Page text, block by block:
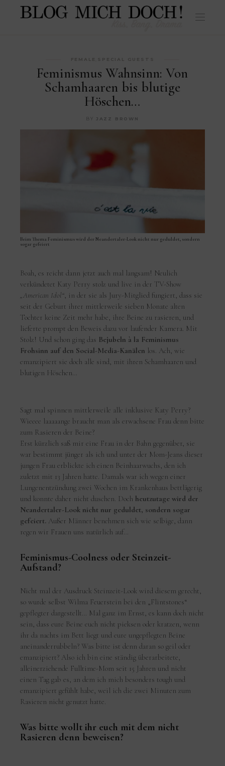
FEMALE SPECIAL GUESTS
Feminismus Wahnsinn: Von
Schamhaaren bis blutige
Höschen…
BY JAZZ BROWN
Beim Thema Feminismus wird der Neandertaler-Look nicht nur geduldet, sondern
sogar gefeiert
Boah, es reicht dann jetzt auch mal langsam! Neulich
verkündetet Katy Perry stolz und live in der TV-Show
„American Idol“, in der sie als Jury-Mitglied fungiert, dass sie
seit der Geburt ihrer mittlerweile sieben Monate alten
Tochter keine Zeit mehr habe, ihre Beine zu rasieren, und
lieferte prompt den Beweis dazu vor laufender Kamera. Mit
Stolz! Und schon ging das Bejubeln à la Feminismus
Frohsinn auf den Social-Media-Kanälen los. Ach, wie
emanzipiert sie doch alle sind, mit ihren Schamhaaren und
blutigen Höschen…
Sagt mal spinnen mittlerweile alle inklusive Katy Perry?
Wieeee laaaaange braucht man als erwachsene Frau denn bitte
zum Rasieren der Beine?
Erst kürzlich saß mir eine Frau in der Bahn gegenüber, sie
war bestimmt jünger als ich und unter der Mom-Jeans dieser
jungen Frau erblickte ich einen Beinhaarwuchs, den ich
zuletzt mit 13 Jahren hatte. Damals war ich wegen einer
Lungenentzündung zwei Wochen im Krankenhaus bettlägerig
und konnte daher nicht duschen. Doch heutzutage wird der
Neandertaler-Look nicht nur geduldet, sondern sogar
gefeiert. Außer Männer benehmen sich wie selbige, dann
regen wir Frauen uns natürlich auf…
Feminismus-Coolness oder Steinzeit-
Aufstand?
Nicht mal der Ausdruck Steinzeit-Look wird diesem gerecht,
so wurde selbst Wilma Feuerstein bei den „Flintstones“
gepflegter dargestellt… Mal ganz im Ernst, es kann doch nicht
sein, dass eure Beine euch nicht pieksen oder kratzen, wenn
ihr da nachts im Bett liegt und eure ungepflegten Beine
aneinanderrubbeln? Was bitte ist denn daran so geil oder
emanzipiert? Also ich bin eine ständig überarbeitete,
alleinerziehende Fulltime-Mom seit 15 Jahren und nicht
einen Tag gab es, an dem ich mich besonders tough und
emanzipiert gefühlt habe, weil ich die zwei Minuten zum
Rasieren nicht genutzt hatte.
Was bitte wollt ihr euch mit dem nicht
Rasieren denn beweisen?